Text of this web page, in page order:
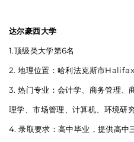
达尔豪西大学
1.顶级类大学第6名
2. 地理位置：哈利法克斯市Halifax
3. 热门专业：会计学、商务管理、
理学、市场管理、计算机、环境研
4. 录取要求：高中毕业，提供高中